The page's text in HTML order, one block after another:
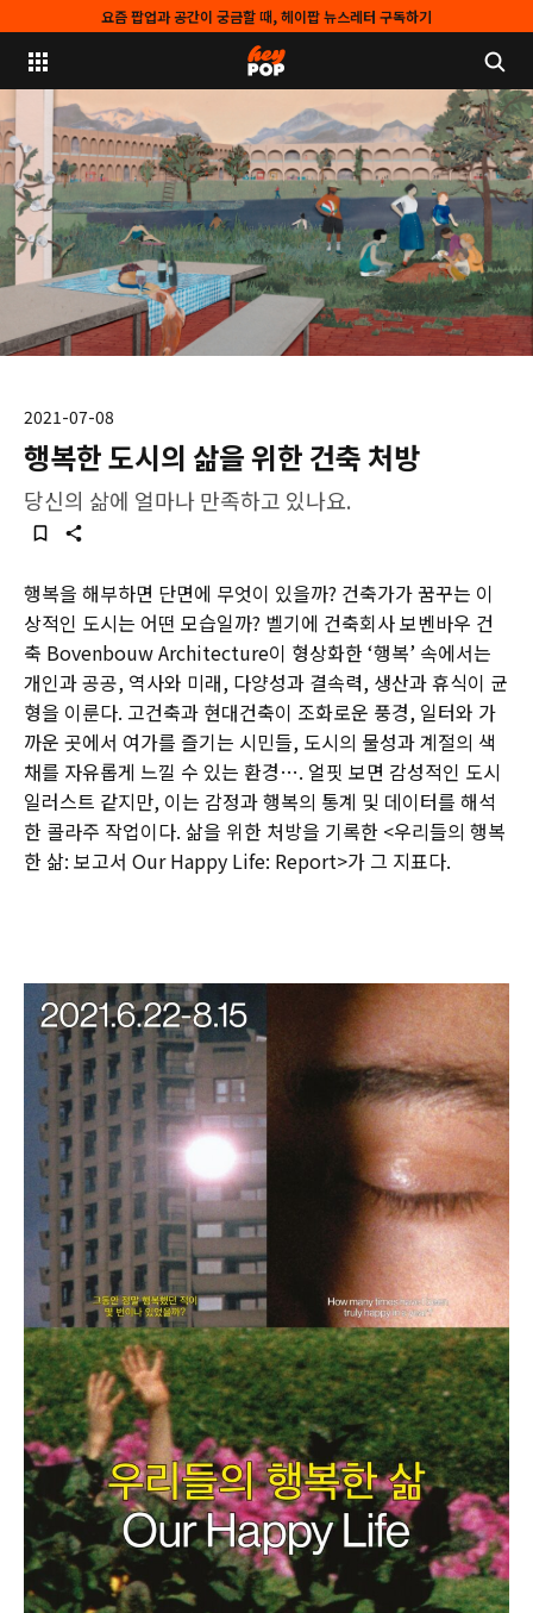
요즘 팝업과 공간이 궁금할 때, 헤이팝 뉴스레터 구독하기
2021-07-08
행복한 도시의 삶을 위한 건축 처방
당신의 삶에 얼마나 만족하고 있나요.
행복을 해부하면 단면에 무엇이 있을까? 건축가가 꿈꾸는 이
상적인 도시는 어떤 모습일까? 벨기에 건축회사 보벤바우 건
축 Bovenbouw Architecture이 형상화한 ‘행복’ 속에서는
개인과 공공, 역사와 미래, 다양성과 결속력, 생산과 휴식이 균
형을 이룬다. 고건축과 현대건축이 조화로운 풍경, 일터와 가
까운 곳에서 여가를 즐기는 시민들, 도시의 물성과 계절의 색
채를 자유롭게 느낄 수 있는 환경…. 얼핏 보면 감성적인 도시
일러스트 같지만, 이는 감정과 행복의 통계 및 데이터를 해석
한 콜라주 작업이다. 삶을 위한 처방을 기록한 <우리들의 행복
한 삶: 보고서 Our Happy Life: Report>가 그 지표다.